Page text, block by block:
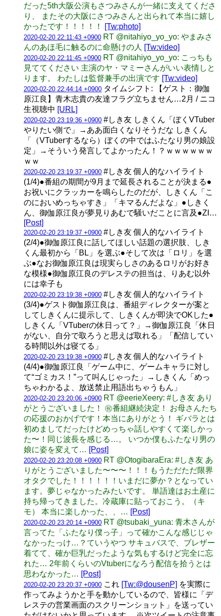
だった5th大阪公演もさつみさんが一緒に支えてくださ
り、 またその大阪にさつみさんと出られて本当に嬉し
かったです！！！！！
[Tw:photo]
2020-02-20 22:11:43 +0900 RT @nitahiyo_yo_yo: やまみさ
んのあほ毛に触るのに命懸けの人 [Tw:video]
2020-02-20 22:11:45 +0900 RT @nitahiyo_yo_yo: こっちも
見ててください 主演のヤ・マミーさんがいい表情しと
ります。 わたしは監督兼手の出演です [Tw:video]
2020-02-20 22:44:14 +0900 タイムシフト: 【ゲスト：御伽
原江良】青木志貴の友達フラグ立ちません…2月 / ニコ
生視聴中 [URL]
2020-02-20 23:19:36 +0900 #しき友 しきくん「ぼくVTuber
やりたい側で」→ああ面白くなりそうだな しきくん
「（VTuberするなら）ぼくの中ではふたなり男の娘設
定」→そういう発言してよかったん！？ｗｗｗｗｗｗ
ｗｗ
2020-02-20 23:19:37 +0900 #しき友 個人的なハイライト
(1/4)●番組の期間が9月まで延長されることが決まる●
お祝いにクラッカーを鳴らしたのだが、しきくん「こ
のにおいめっちゃすき」「キマるんだよな」●しきく
ん、御伽原江良が夢見りあむで騒いだことに言及●ZI…
[Post]
2020-02-20 23:19:37 +0900 #しき友 個人的なハイライト
(2/4)●御伽原江良に話してほしい話題の選択肢、しき
くん最初から「BL」を選ぶ●そして次は「ロリ」を選
ぶ●なお御伽原江良は現実らしさのあるロリがお好き
な模様●御伽原江良のデレステの担当は、りあむ以外
には幸子も
2020-02-20 23:19:38 +0900 #しき友 個人的なハイライト
(3/4)●ゲスト御伽原江良は、番組ディレクターが案と
してしきくんに提示して、しきくんが即決でOKした●
しきくん「VTuberの休日って？」→御伽原江良「休日
がない、自分で取ろうと思えば取れる」「配信してい
る時間以外は寝てる」
2020-02-20 23:19:38 +0900 #しき友 個人的なハイライト
(4/4)●御伽原江良「ゲーム中に、ゲームキャラに対し
て“ゴミカス！”って叫んじゃった」→しきくん「めっ
ちゃわかるよ、放送禁止用語出ちゃうもん」
2020-02-20 23:20:06 +0900 RT @eerieXeery: #しき友 あり
がとうございました！ ㊗️番組継続決定！ お母さんたち
の応援のおかげです！本当にありがとう！ ギバラとは
初めましてだったけどめっちゃ話しやすくて楽しかっ
た〜！同じ波長を感じる…。 いつか僕もふたなり男の
娘に姿を変えて… [Post]
2020-02-20 23:20:08 +0900 RT @OtogibaraEra: #しき友 あ
りがとうございました〜〜〜！！！もうただただ限界
オタクでした！！！！！！いまだに夢か？となってい
ます。夢じゃなかったみたいです。 単語達はお土産に
持ち帰ってきました。冷蔵庫に貼っておこう。（キ
モ） 本当に楽しかった、、… [Post]
2020-02-20 23:20:14 +0900 RT @tsubaki_yuna: 青木さんが
言ってた「ふたなり僕っ子」って確かこんな感じじゃ
なかったっけ…？ていうやつ サキュバスで、ブレザー
着てて、確か巨乳だったような気もするけど完全に忘
れた… 2年前くらいのVtuberになろう配信を拾うとは
思わなかった… [Post]
2020-02-20 23:20:37 +0900 これ [Tw:@dousenP] を実際に
作ってみようかと手を動かしているので、皆様に「デ
レステの営業画面のスクリーンショット」を送ってい